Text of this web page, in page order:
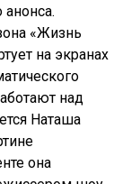
анонса.
«Жизнь
на экранах
над
Наташа
она